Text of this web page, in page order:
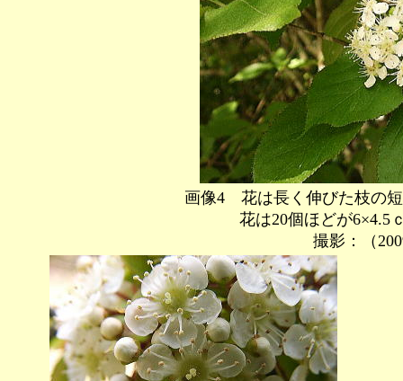
画像4 花は長く伸びた枝の
花は20個ほどが6×4.5ｃｍ
撮影：（